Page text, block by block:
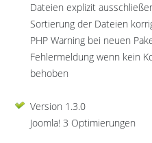
Dateien explizit
Sortierung der Dateien
PHP Warning bei neuen
Fehlermeldung wenn kein
behoben
Version 1.3.0
Joomla! 3 Optimierungen